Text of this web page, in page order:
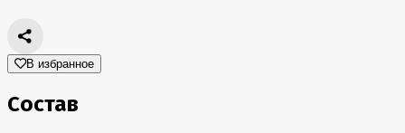
В избранное
Состав